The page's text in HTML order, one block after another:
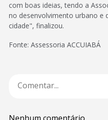
com boas ideias, tendo a
no desenvolvimento urbano e
cidade", finalizou.
Fonte: Assessoria ACCUIABÁ